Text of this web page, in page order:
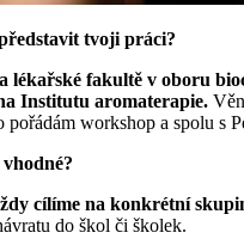
tvoji práci?
lékařské fakultě v oboru
Institutu aromaterapie.
workshop a spolu s
cílíme na konkrétní
do škol či školek.